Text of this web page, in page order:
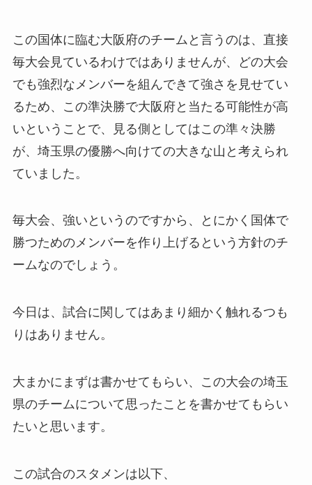
この国体に臨む大阪府のチームと言うのは、直接
毎大会見ているわけではありませんが、どの大会
でも強烈なメンバーを組んできて強さを見せてい
るため、この準決勝で大阪府と当たる可能性が高
いということで、見る側としてはこの準々決勝
が、埼玉県の優勝へ向けての大きな山と考えられ
ていました。
毎大会、強いというのですから、とにかく国体で
勝つためのメンバーを作り上げるという方針のチ
ームなのでしょう。
今日は、試合に関してはあまり細かく触れるつも
りはありません。
大まかにまずは書かせてもらい、この大会の埼玉
県のチームについて思ったことを書かせてもらい
たいと思います。
この試合のスタメンは以下、